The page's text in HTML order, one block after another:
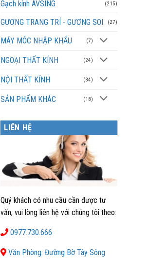
Gạch kính AVSING (215)
GƯƠNG TRANG TRÍ - GƯƠNG SOI (27)
MÁY MÓC NHẬP KHẨU (7)
NGOẠI THẤT KÍNH (24)
NỘI THẤT KÍNH (84)
SẢN PHẨM KHÁC (18)
LIÊN HỆ
Quý khách có nhu cầu cần được tư
vấn, vui lòng liên hệ với chúng tôi theo:
0977.730.666
Văn Phòng: Đường Bờ Tây Sông